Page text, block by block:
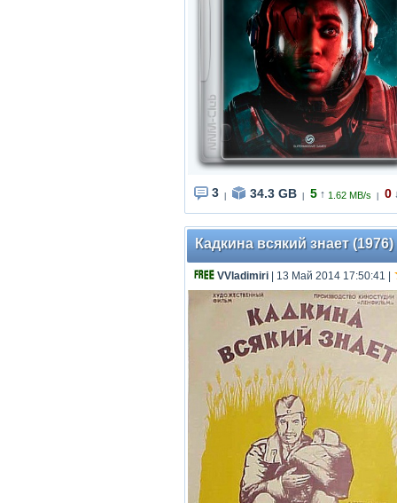
3 34.3 GB 5 ↑ 1.62 MB/s 0
Кадкина всякий знает
VVladimiri | 13 Май 2014 17:50:41